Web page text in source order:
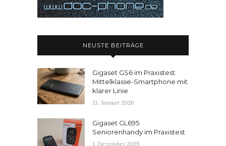
NEUSTE BEITRÄGE
Gigaset GS6 im Praxistest:
Mittelklasse-Smartphone mit
klarer Linie
13. Januar 2026
Gigaset GL695
Seniorenhandy im Praxistest
1. Dezember 2025